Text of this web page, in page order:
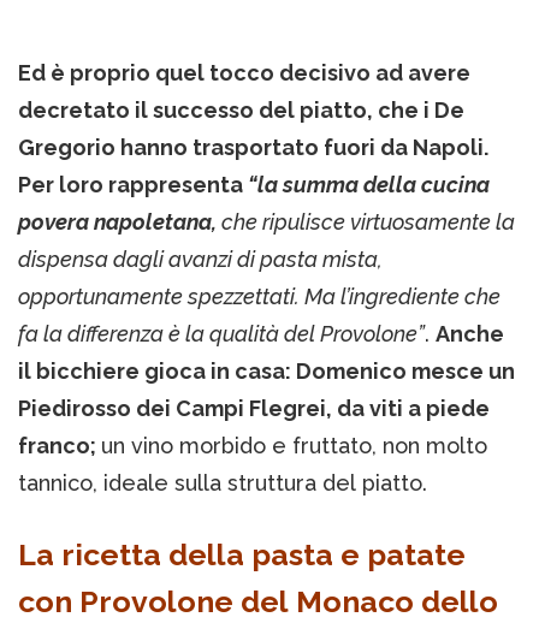
Ed è proprio quel tocco decisivo ad avere
decretato il successo del piatto, che i De
Gregorio hanno trasportato fuori da Napoli.
Per loro rappresenta “la summa della cucina
povera napoletana, che ripulisce virtuosamente la
dispensa dagli avanzi di pasta mista,
opportunamente spezzettati. Ma l’ingrediente che
fa la differenza è la qualità del Provolone”. Anche
il bicchiere gioca in casa: Domenico mesce un
Piedirosso dei Campi Flegrei, da viti a piede
franco; un vino morbido e fruttato, non molto
tannico, ideale sulla struttura del piatto.
La ricetta della pasta e patate
con Provolone del Monaco dello